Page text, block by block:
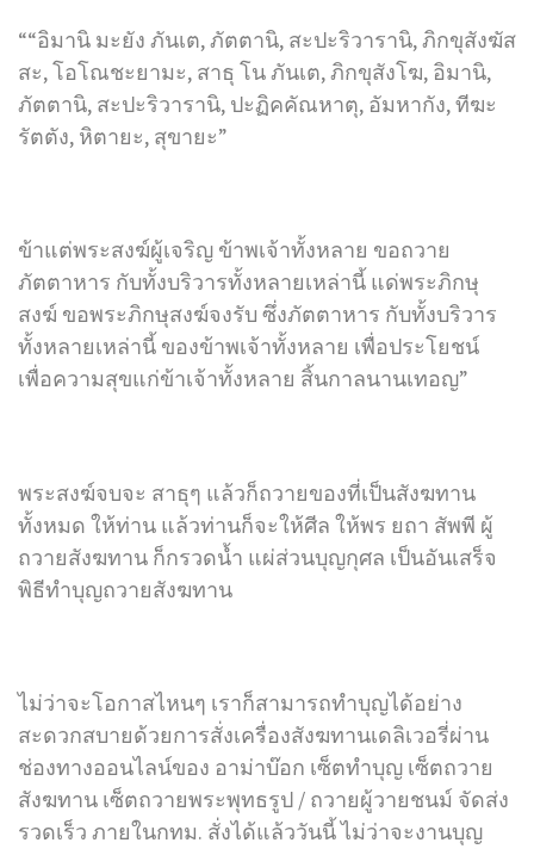
““อิมานิ มะยัง ภันเต, ภัตตานิ, สะปะริวารานิ, ภิกขุสังฆัส
สะ, โอโณชะยามะ, สาธุ โน ภันเต, ภิกขุสังโฆ, อิมานิ,
ภัตตานิ, สะปะริวารานิ, ปะฏิคคัณหาตุ, อัมหากัง, ทีฆะ
รัตตัง, หิตายะ, สุขายะ”
ข้าแต่พระสงฆ์ผู้เจริญ ข้าพเจ้าทั้งหลาย ขอถวาย
ภัตตาหาร กับทั้งบริวารทั้งหลายเหล่านี้ แด่พระภิกษุ
สงฆ์ ขอพระภิกษุสงฆ์จงรับ ซึ่งภัตตาหาร กับทั้งบริวาร
ทั้งหลายเหล่านี้ ของข้าพเจ้าทั้งหลาย เพื่อประโยชน์
เพื่อความสุขแก่ข้าเจ้าทั้งหลาย สิ้นกาลนานเทอญ”
พระสงฆ์จบจะ สาธุๆ แล้วก็ถวายของที่เป็นสังฆทาน
ทั้งหมด ให้ท่าน แล้วท่านก็จะให้ศีล ให้พร ยถา สัพพี ผู้
ถวายสังฆทาน ก็กรวดน้ำ แผ่ส่วนบุญกุศล เป็นอันเสร็จ
พิธีทำบุญถวายสังฆทาน
ไม่ว่าจะโอกาสไหนๆ เราก็สามารถทำบุญได้อย่าง
สะดวกสบายด้วยการสั่งเครื่องสังฆทานเดลิเวอรี่ผ่าน
ช่องทางออนไลน์ของ อาม่าบ๊อก เซ็ตทำบุญ เซ็ตถวาย
สังฆทาน เซ็ตถวายพระพุทธรูป / ถวายผู้วายชนม์ จัดส่ง
รวดเร็ว ภายในกทม. สั่งได้แล้ววันนี้ ไม่ว่าจะงานบุญ